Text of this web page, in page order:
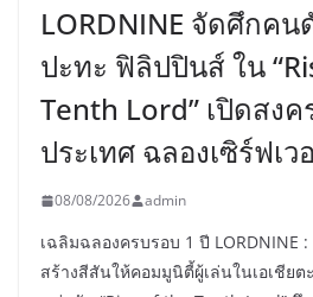
LORDNINE จัดศึกคน
ปะทะ ฟิลิปปินส์ ใน
Tenth Lord” เปิดสง
ประเทศ ฉลองเซิร์ฟเว
08/08/2026 admin
เฉลิมฉลองครบรอบ 1 ปี LORDNINE
สร้างสีสันให้คอมมูนิตี้ผู้เล่นในเอเชียต